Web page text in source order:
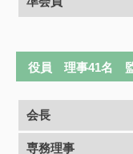
役員 理事41名 監
会長
専務理事